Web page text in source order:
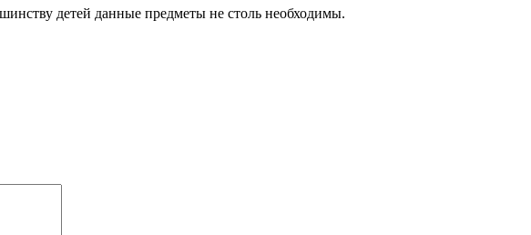
детей данные предметы не столь необходимы.